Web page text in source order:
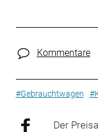
Kommentare
#Gebrauchtwagen
Der